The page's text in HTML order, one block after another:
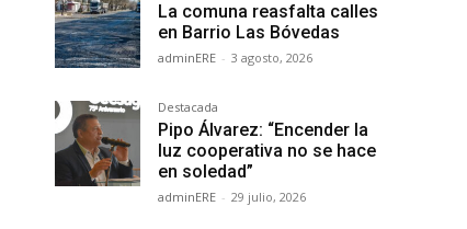
La comuna reasfalta calles
en Barrio Las Bóvedas
adminERE - 3 agosto, 2026
Destacada
Pipo Álvarez: “Encender la
luz cooperativa no se hace
en soledad”
adminERE - 29 julio, 2026